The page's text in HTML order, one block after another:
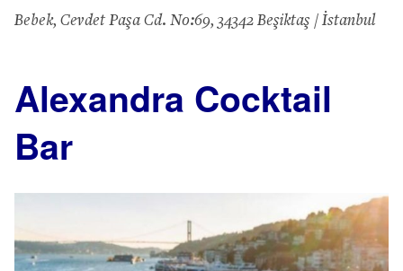
Bebek, Cevdet Paşa Cd. No:69, 34342 Beşiktaş / İstanbul
Alexandra Cocktail
Bar